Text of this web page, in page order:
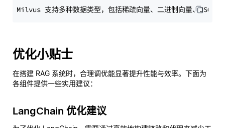
优化小贴士
在搭建 RAG 系统时，合理调优能显著提升性能与效率。下面为
各组件提供一些实用建议：
LangChain 优化建议